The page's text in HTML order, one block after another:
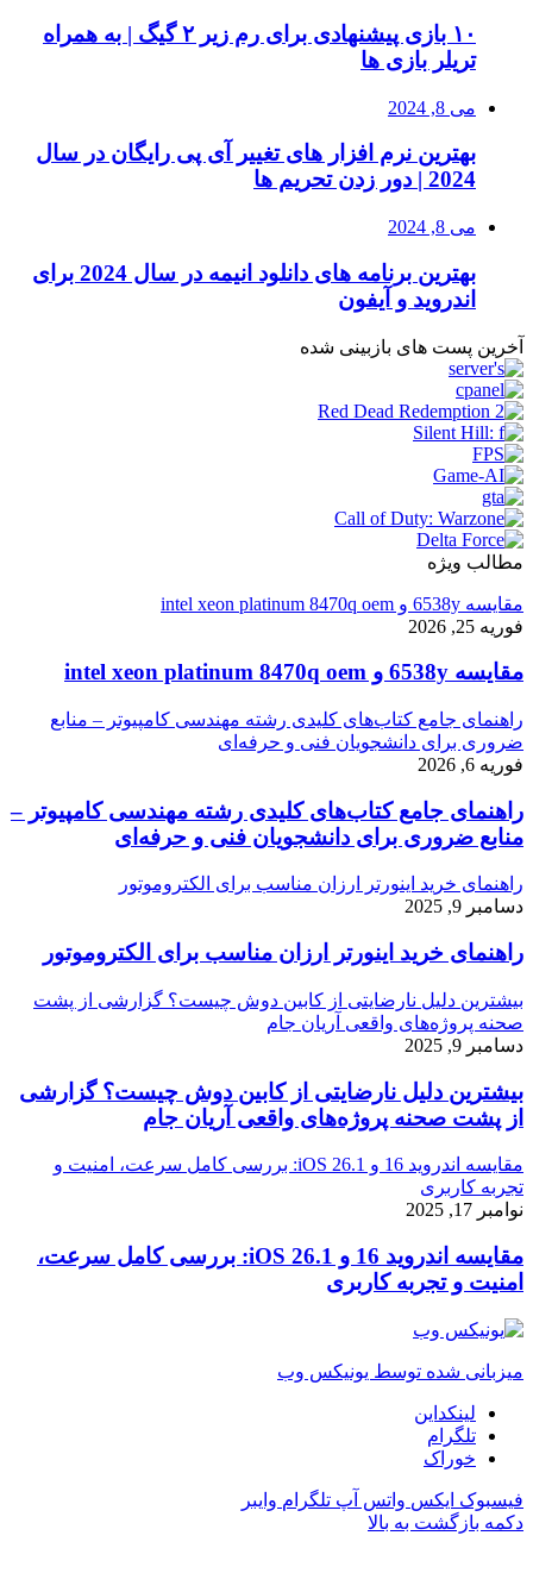
۱۰ بازی پیشنهادی برای رم زیر ۲ گیگ | به همراه
تریلر بازی ها
می 8, 2024
بهترین نرم افزار های تغییر آی پی رایگان در سال
2024 | دور زدن تحریم ها
می 8, 2024
بهترین برنامه های دانلود انیمه در سال 2024 برای
اندروید و آیفون
آخرین پست های بازبینی شده
مطالب ویژه
مقایسه 6538y و intel xeon platinum 8470q oem
فوریه 25, 2026
مقایسه 6538y و intel xeon platinum 8470q oem
راهنمای جامع کتاب‌های کلیدی رشته مهندسی کامپیوتر – منابع
ضروری برای دانشجویان فنی و حرفه‌ای
فوریه 6, 2026
راهنمای جامع کتاب‌های کلیدی رشته مهندسی کامپیوتر –
منابع ضروری برای دانشجویان فنی و حرفه‌ای
راهنمای خرید اینورتر ارزان مناسب برای الکتروموتور
دسامبر 9, 2025
راهنمای خرید اینورتر ارزان مناسب برای الکتروموتور
بیشترین دلیل نارضایتی از کابین دوش چیست؟ گزارشی از پشت
صحنه پروژه‌های واقعی آریان جام
دسامبر 9, 2025
بیشترین دلیل نارضایتی از کابین دوش چیست؟ گزارشی
از پشت صحنه پروژه‌های واقعی آریان جام
مقایسه اندروید 16 و iOS 26.1: بررسی کامل سرعت، امنیت و
تجربه کاربری
نوامبر 17, 2025
مقایسه اندروید 16 و iOS 26.1: بررسی کامل سرعت،
امنیت و تجربه کاربری
میزبانی شده توسط یونیکس وب
لینکداین
تلگرام
خوراک
فیسبوک ایکس واتس آپ تلگرام وایبر
دکمه بازگشت به بالا